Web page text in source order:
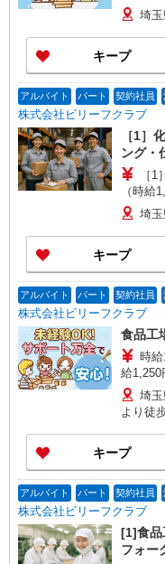
埼
キープ
アルバイト パート 契約社員
株式会社ビリーフクラブ
［1］
ング・
を扱う
［
（時給
1,350
から翌
給） ☆
給例
験・能
埼
キープ
アルバイト パート 契約社員
株式会社ビリーフクラブ
食品工
時
給
埼
より徒
キープ
アルバイト パート 契約社員
株式会社ビリーフクラブ
[1]食品
フォー